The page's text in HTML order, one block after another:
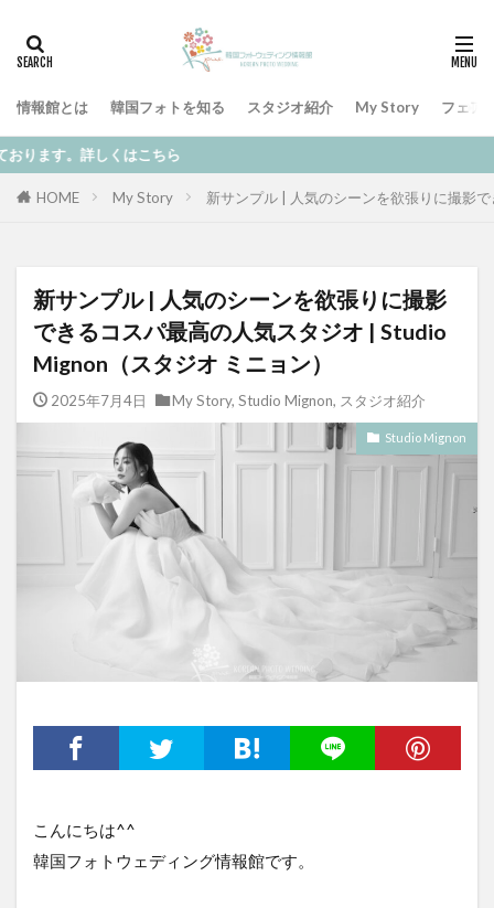
情報館とは 韓国フォトを知る スタジオ紹介 My Story フェア
HOME My Story 新サンプル | 人気のシーンを欲張りに撮影
新サンプル | 人気のシーンを欲張りに撮影
できるコスパ最高の人気スタジオ | Studio
Mignon（スタジオ ミニョン）
2025年7月4日 My Story, Studio Mignon, スタジオ紹介
Studio Mignon
こんにちは^^
韓国フォトウェディング情報館です。